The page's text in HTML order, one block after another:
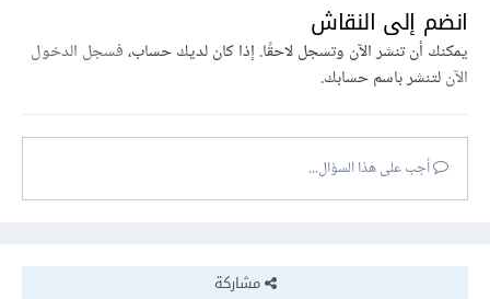
انضم إلى النقاش
يمكنك أن تنشر الآن وتسجل لاحقًا. إذا كان لديك حساب،فسجل الدخول
الآنلتنشر باسم حسابك.
أجب على هذا السؤال...
مشاركة